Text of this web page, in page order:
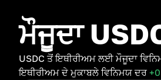
ਮੌਜੂਦਾ
USDC ਤੋਂ ਇਥੀਰੀਅਮ ਲਈ ਮੌਜੂਦਾ
ਇਥੀਰੀਅਮ ਦੇ ਮੁਕਾਬਲੇ ਵਿਨਿਮਯ ਦਰ